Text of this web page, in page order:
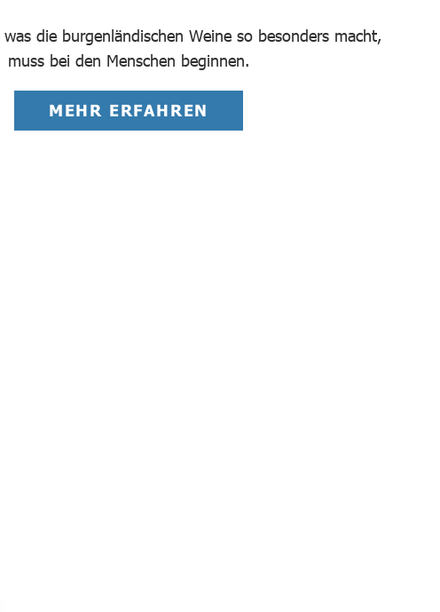
die burgenländischen Weine so besonders macht,
muss bei den Menschen beginnen.
MEHR ERFAHREN